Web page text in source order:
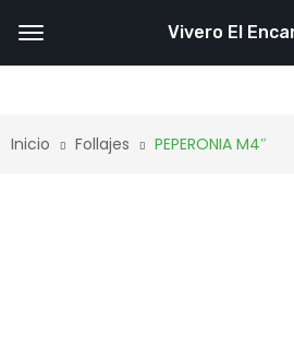
Inicio Follajes PEPERONIA M4″
Vivero El